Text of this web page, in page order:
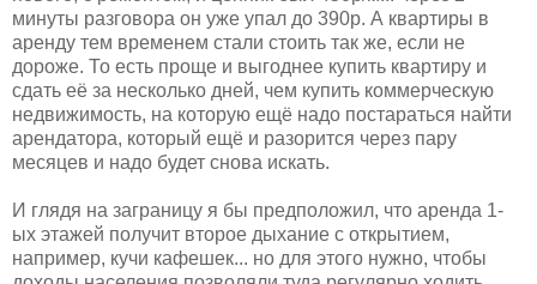
минуты разговора он уже упал до 390р. А квартиры в
аренду тем временем стали стоить так же, если не
дороже. То есть проще и выгоднее купить квартиру и
сдать её за несколько дней, чем купить коммерческую
недвижимость, на которую ещё надо постараться найти
арендатора, который ещё и разорится через пару
месяцев и надо будет снова искать.
И глядя на заграницу я бы предположил, что аренда 1-
ых этажей получит второе дыхание с открытием,
например, кучи кафешек... но для этого нужно, чтобы